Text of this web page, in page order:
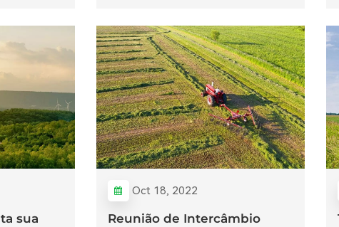
sua
Oct 18, 2022
Reunião de Intercâmbio